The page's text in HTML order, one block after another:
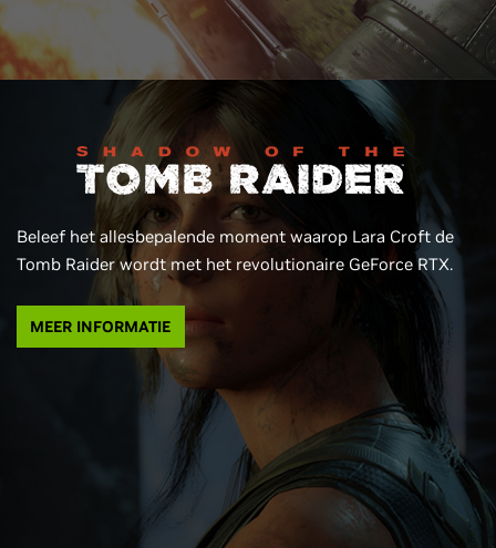
Beleef het allesbepalende moment waarop Lara Croft de
Tomb Raider wordt met het revolutionaire GeForce RTX.
MEER INFORMATIE